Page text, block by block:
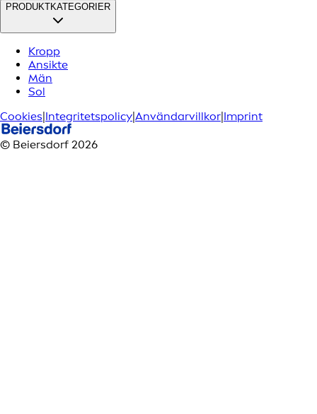
PRODUKTKATEGORIER
Kropp
Ansikte
Män
Sol
Cookies|Integritetspolicy|Användarvillkor|Imprint
© Beiersdorf 2026